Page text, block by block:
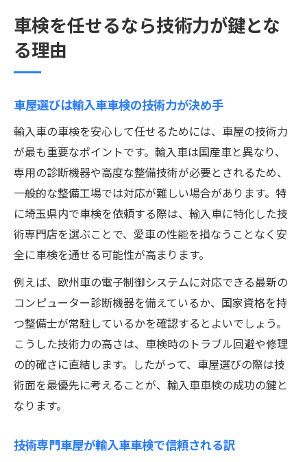
車検を任せるなら技術力が鍵とな
る理由
車屋選びは輸入車車検の技術力が決め手
輸入車の車検を安心して任せるためには、車屋の技術力
が最も重要なポイントです。輸入車は国産車と異なり、
専用の診断機器や高度な整備技術が必要とされるため、
一般的な整備工場では対応が難しい場合があります。特
に埼玉県内で車検を依頼する際は、輸入車に特化した技
術専門店を選ぶことで、愛車の性能を損なうことなく安
全に車検を通せる可能性が高まります。
例えば、欧州車の電子制御システムに対応できる最新の
コンピューター診断機器を備えているか、国家資格を持
つ整備士が常駐しているかを確認するとよいでしょう。
こうした技術力の高さは、車検時のトラブル回避や修理
の的確さに直結します。したがって、車屋選びの際は技
術面を最優先に考えることが、輸入車車検の成功の鍵と
なります。
技術専門車屋が輸入車車検で信頼される訳